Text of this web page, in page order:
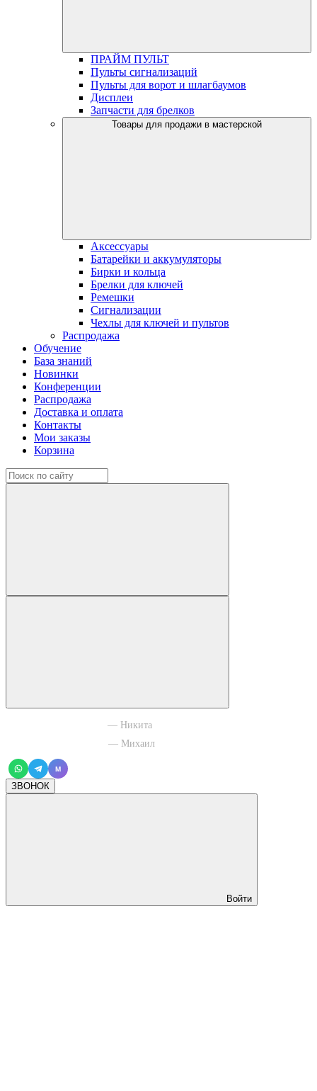
ПРАЙМ ПУЛЬТ
Пульты сигнализаций
Пульты для ворот и шлагбаумов
Дисплеи
Запчасти для брелков
Товары для продажи в мастерской
Аксессуары
Батарейки и аккумуляторы
Бирки и кольца
Брелки для ключей
Ремешки
Сигнализации
Чехлы для ключей и пультов
Распродажа
Обучение
База знаний
Новинки
Конференции
Распродажа
Доставка и оплата
Контакты
Мои заказы
Корзина
— Никита
— Михаил
M
ЗВОНОК
Войти